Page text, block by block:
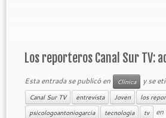
Los reporteros Canal Sur TV:
Esta entrada se publicó en Clínica y se
Canal Sur TV
entrevista Joven los
psicologoantoniogarcia
tecnologia tv en